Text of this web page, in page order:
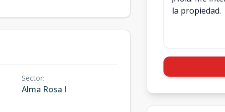
Sector:
Alma Rosa I